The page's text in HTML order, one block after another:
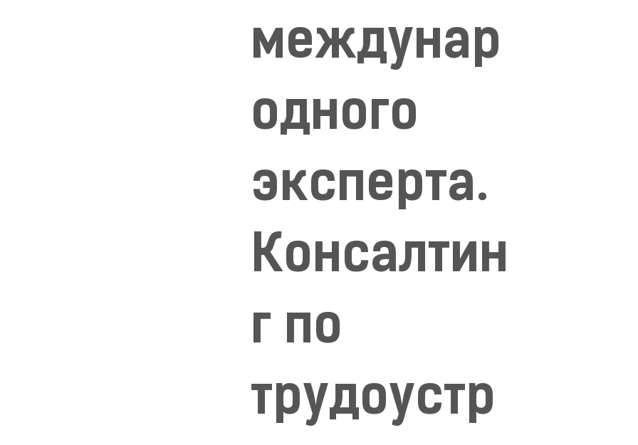
междунар
одного
эксперта.
Консалтин
г по
трудоустр